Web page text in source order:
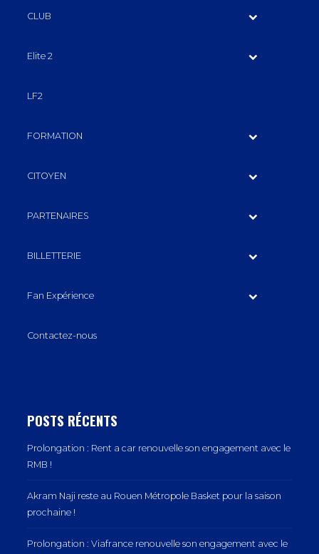
CLUB
Elite 2
LF2
FORMATION
CITOYEN
PARTENAIRES
BILLETTERIE
Fan Expérience
Contactez-nous
POSTS RÉCENTS
Prolongation : Rent a car renouvelle son engagement avec le
RMB !
Akram Naji reste au Rouen Métropole Basket pour la saison
prochaine !
Prolongation : Viafrance renouvelle son engagement avec le